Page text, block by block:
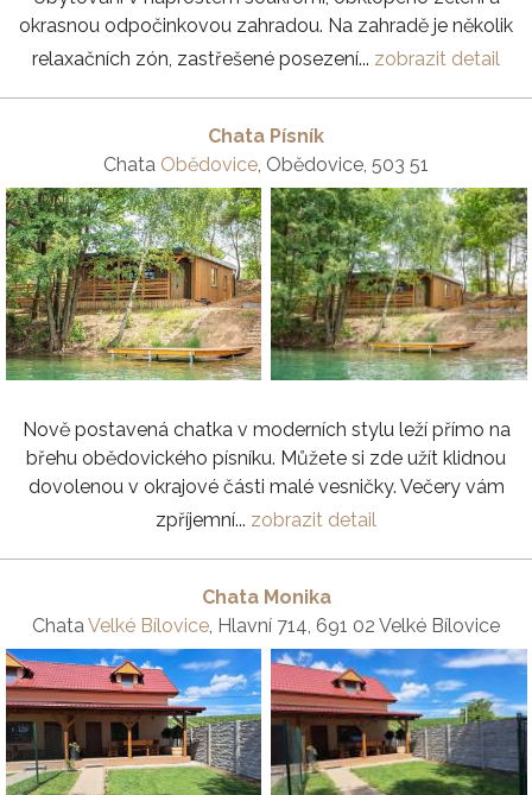
okrasnou odpočinkovou zahradou. Na zahradě je několik
relaxačních zón, zastřešené posezení... zobrazit detail
Chata Písník
Chata Obědovice, Obědovice, 503 51
Nově postavená chatka v moderních stylu leží přímo na
břehu obědovického písníku. Můžete si zde užít klidnou
dovolenou v okrajové části malé vesničky. Večery vám
zpříjemní... zobrazit detail
Chata Monika
ChataVelké Bílovice, Hlavní 714, 691 02 Velké Bílovice